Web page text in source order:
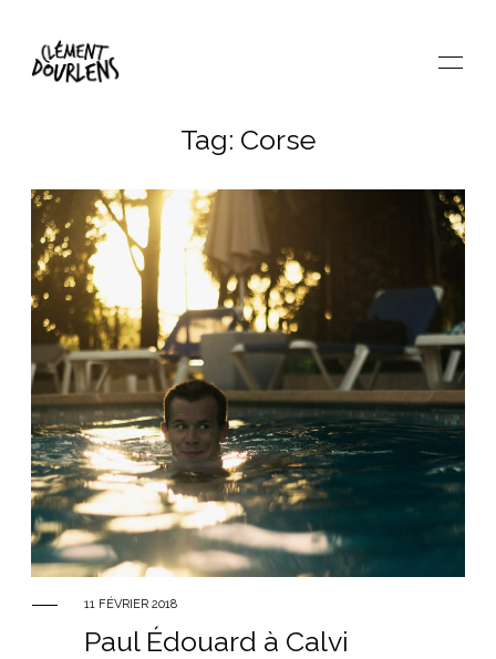
À PROPOS
IMAGES
PRESTATIONS
CONTACT
VOS HISTOIRES
Tag: Corse
11 FÉVRIER 2018
Paul Édouard à Calvi